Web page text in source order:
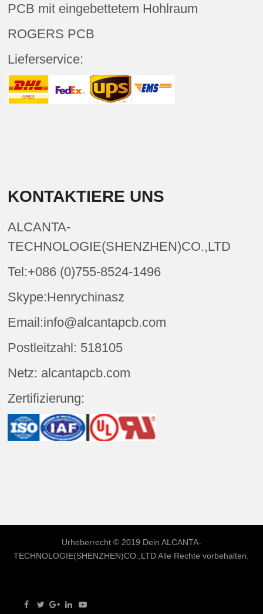
PCB mit eingebettetem Hohlraum
ROGERS PCB
Lieferservice:
KONTAKTIERE UNS
ALCANTA-
TECHNOLOGIE(SHENZHEN)CO.,LTD
Tel:+086 (0)755-8524-1496
Skype:Henrychinasz
Email:info@alcantapcb.com
Postleitzahl: 518105
Netz: alcantapcb.com
Zertifizierung:
Urheberrecht © 2019 Dein ALCANTA-
TECHNOLOGIE(SHENZHEN)CO.,LTDAlle Rechte vorbehalten.